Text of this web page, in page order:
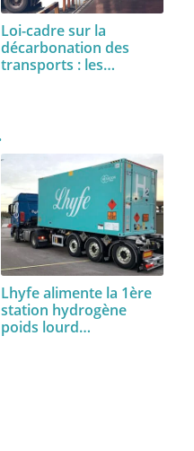
Loi-cadre sur la
décarbonation des
transports : les…
Lhyfe alimente la 1ère
station hydrogène
poids lourd…